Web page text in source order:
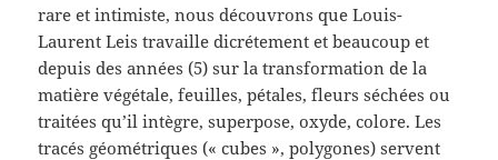
rare et intimiste, nous découvrons que Louis-
Laurent Leis travaille dicrétement et beaucoup et
depuis des années (5) sur la transformation de la
matière végétale, feuilles, pétales, fleurs séchées ou
traitées qu’il intègre, superpose, oxyde, colore. Les
tracés géométriques (« cubes », polygones) servent